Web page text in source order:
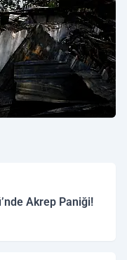
Akrep Paniği!